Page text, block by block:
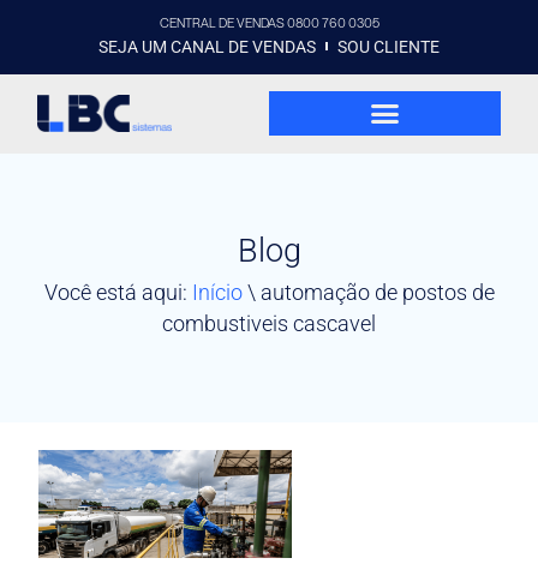
CENTRAL DE VENDAS 0800 760 0305
SEJA UM CANAL DE VENDAS SOU CLIENTE
Blog
Você está aqui: Início\ automação de postos de
combustiveis cascavel